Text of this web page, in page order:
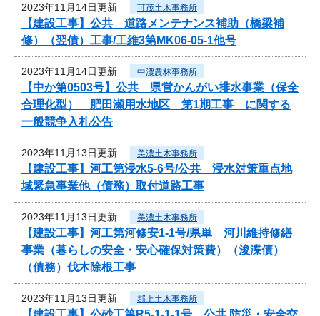
2023年11月14日更新 可茂土木事務所
【建設工事】公共 道路メンテナンス補助（橋梁補
修）（翌債）工事/工維3第MK06-05-1他号
2023年11月14日更新 中濃農林事務所
【中か第0503号】公共 県営かんがい排水事業（保全
合理化型） 肥田瀬用水地区 第1期工事 に関する
一般競争入札公告
2023年11月13日更新 美濃土木事務所
【建設工事】河工第浸水5-6号/公共 浸水対策重点地
域緊急事業他（債務）取付道路工事
2023年11月13日更新 美濃土木事務所
【建設工事】河工第河修安1-1号/県単 河川維持修繕
事業（暮らしの安全・安心確保対策費）（浚渫債）
（債務）伐木除根工事
2023年11月13日更新 郡上土木事務所